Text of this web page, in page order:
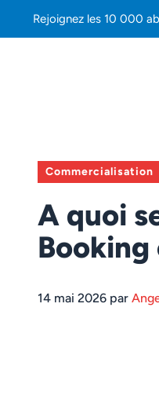
Rejoignez les 10 000
Commercialisation
A quoi
Booking
14 mai 2026 par